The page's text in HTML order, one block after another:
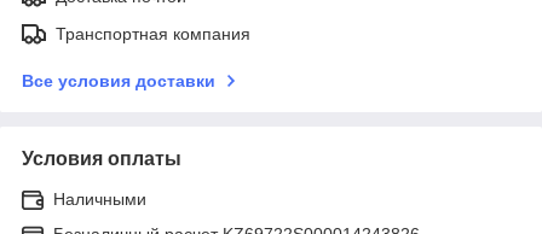
Транспортная компания
Все условия доставки
Условия оплаты
Наличными